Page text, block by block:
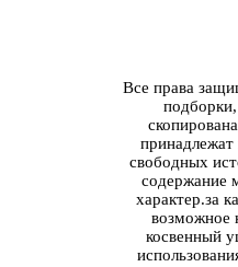
Все права
принадлежат
свободных
содержание
характер.за
возможное
косвенный